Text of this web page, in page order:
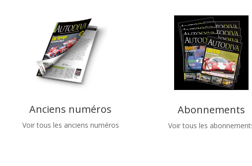
Anciens numéros
Voir tous les anciens numéros
Abonnements
Voir tous les